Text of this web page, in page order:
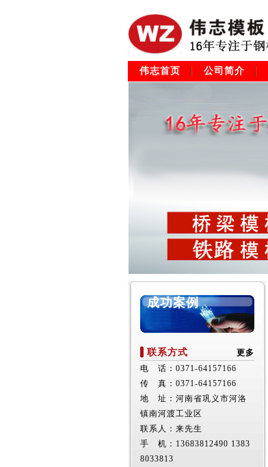
伟志首页 公司简介
成功案例
更多
联系方式
电 话：0371-64157166
传 真：0371-64157166
地 址：河南省巩义市河洛
镇南河渡工业区
联系人：来先生
手 机：13683812490 1383
8033813